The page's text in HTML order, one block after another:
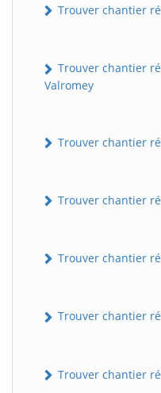
Trouver chantier
Trouver chantier
Valromey
Trouver chantier
Trouver chantier
Trouver chantier
Trouver chantier
Trouver chantier